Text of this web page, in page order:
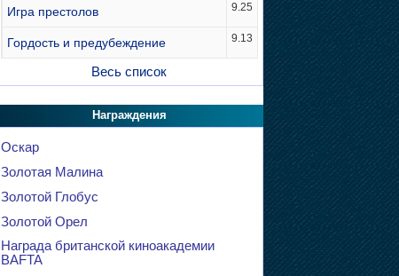
Игра престолов 9.25
Гордость и предубеждение 9.13
Весь список
Награждения
Оскар
Золотая Малина
Золотой Глобус
Золотой Орел
Награда британской киноакадемии
BAFTA